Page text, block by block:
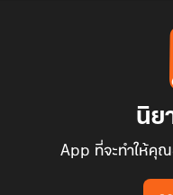
นิย
App ที่จะทำให้คุ